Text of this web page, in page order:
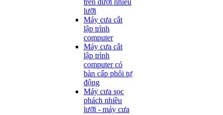
trên dưới nhiều
lưỡi
Máy cưa cắt
lập trình
computer
Máy cưa cắt
lập trình
computer có
bàn cấp phôi tự
động
Máy cưa sọc
phách nhiều
lưỡi - máy cưa